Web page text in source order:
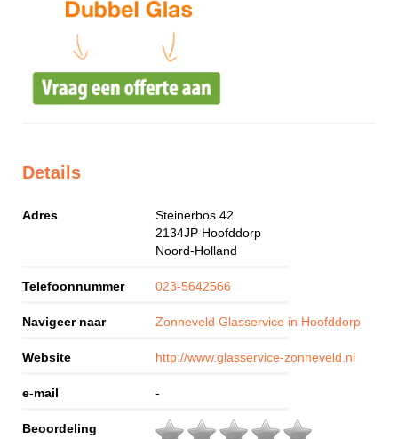
Details
Adres
Steinerbos 42
2134JP Hoofddorp
Noord-Holland
Telefoonnummer 023-5642566
Navigeer naar Zonneveld Glasservice in Hoofddorp
Website http://www.glasservice-zonneveld.nl
e-mail -
Beoordeling